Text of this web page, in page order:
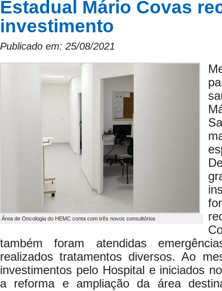
Estadual Mário Covas
investimento
Publicado em: 25/08/2021
Área de Oncologia do HEMC conta com três novos consultórios
também foram atendidas
realizados tratamentos diversos. Ao
investimentos pelo Hospital e iniciados
a reforma e ampliação da área